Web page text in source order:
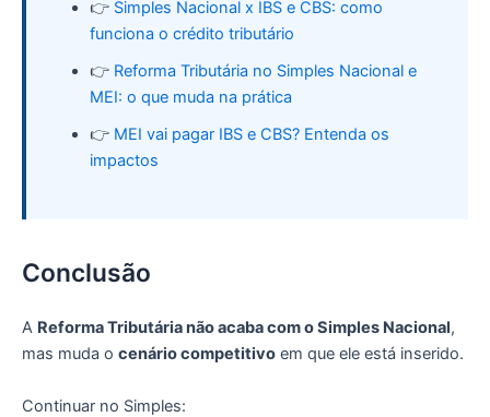
👉 Simples Nacional x IBS e CBS: como
funciona o crédito tributário
👉 Reforma Tributária no Simples Nacional e
MEI: o que muda na prática
👉 MEI vai pagar IBS e CBS? Entenda os
impactos
Conclusão
A Reforma Tributária não acaba com o Simples Nacional,
mas muda o cenário competitivo em que ele está inserido.
Continuar no Simples: